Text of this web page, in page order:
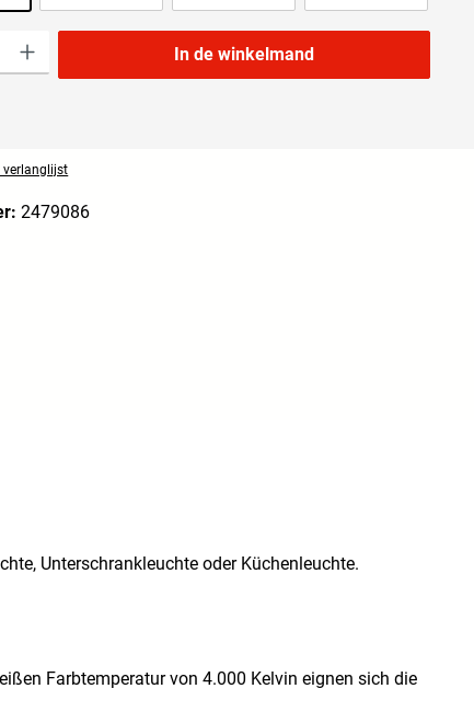
In de winkelmand
verlanglijst
2479086
Unterschrankleuchte oder Küchenleuchte.
Farbtemperatur von 4.000 Kelvin eignen sich die